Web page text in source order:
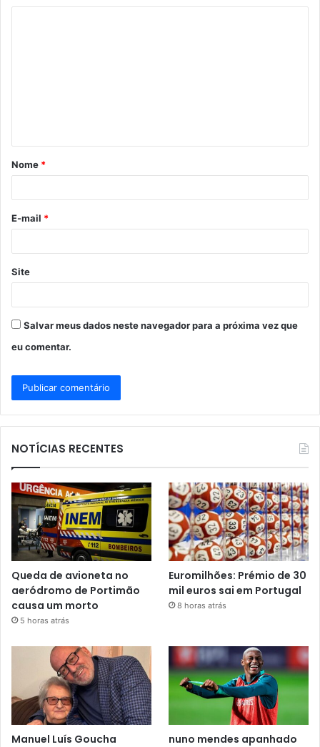
á
r
*
Nome *
E-mail *
Site
Salvar meus dados neste navegador para a próxima vez que
eu comentar.
NOTÍCIAS RECENTES
Queda de avioneta no
aeródromo de Portimão
causa um morto
5 horas atrás
Euromilhões: Prémio de 30
mil euros sai em Portugal
8 horas atrás
Manuel Luís Goucha nuno mendes apanhado